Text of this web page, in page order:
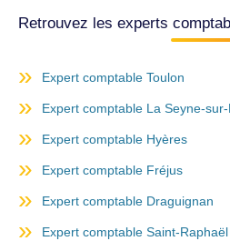
Retrouvez les experts
Expert comptable Toulon
Expert comptable La Seyne-
Expert comptable Hyères
Expert comptable Fréjus
Expert comptable Draguignan
Expert comptable Saint-Raphaël